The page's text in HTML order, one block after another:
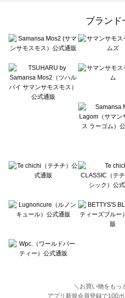
sō4ū（ソウフォーユー）のボトムス一覧
Te chichi（テチチ）のボトムス一覧
Te chichi CLASSIC（テチチ クラシック）のボ
Lugnoncure（ルノンキュール）のボトムス一覧
BETTY'S BLUE（べティーズブルー）のボトム
Wpc.（ワールドパーティー）のボトムス一覧
ブランド
＼お買い物をもっ
アプリ新規会員登録で100